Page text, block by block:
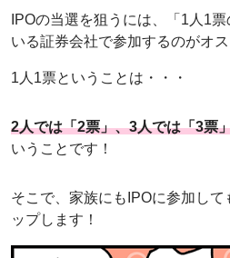
IPOの当選を狙うには、「1人1
いる証券会社で参加するのがオス
1人1票ということは・・・
2人では「2票」、3人では「3票
いうことです！
そこで、家族にもIPOに参加し
ップします！